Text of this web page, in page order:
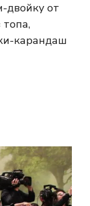
двойку от
карандаш